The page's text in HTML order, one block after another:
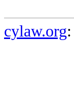
cylaw.org